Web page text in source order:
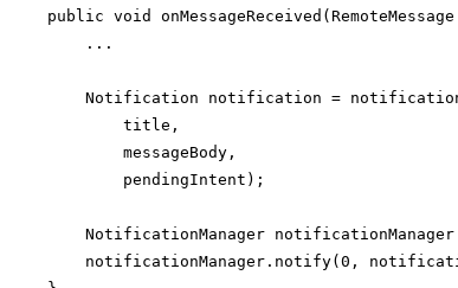
    public
void
        ...
Notification notification =
            title,
            messageBody,
            pendingIntent);
NotificationManager
        notificationManager.notify(
0 ,